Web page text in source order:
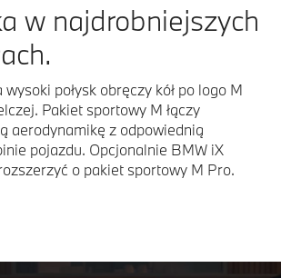
w najdrobniejszych
połysk obręczy kół po logo M
Pakiet sportowy M łączy
aerodynamikę z odpowiednią
pojazdu. Opcjonalnie BMW iX
o pakiet sportowy M Pro.